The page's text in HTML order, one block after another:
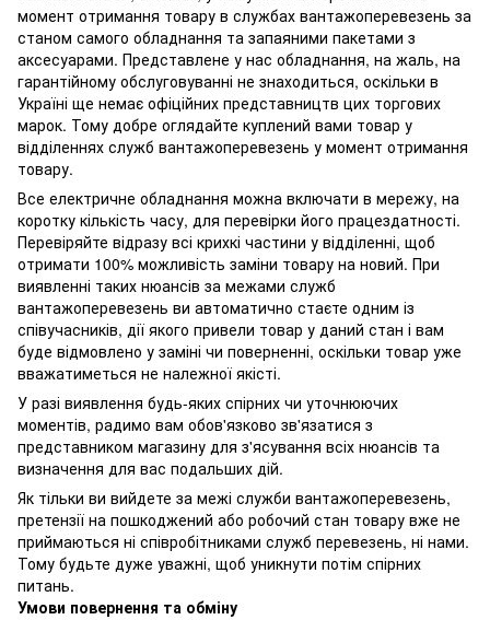
момент отримання товару в службах вантажоперевезень за
станом самого обладнання та запаяними пакетами з
аксесуарами. Представлене у нас обладнання, на жаль, на
гарантійному обслуговуванні не знаходиться, оскільки в
Україні ще немає офіційних представництв цих торгових
марок. Тому добре оглядайте куплений вами товар у
відділеннях служб вантажоперевезень у момент отримання
товару.
Все електричне обладнання можна включати в мережу, на
коротку кількість часу, для перевірки його працездатності.
Перевіряйте відразу всі крихкі частини у відділенні, щоб
отримати 100% можливість заміни товару на новий. При
виявленні таких нюансів за межами служб
вантажоперевезень ви автоматично стаєте одним із
співучасників, дії якого привели товар у даний стан і вам
буде відмовлено у заміні чи поверненні, оскільки товар уже
вважатиметься не належної якісті.
У разі виявлення будь-яких спірних чи уточнюючих
моментів, радимо вам обов'язково зв'язатися з
представником магазину для з'ясування всіх нюансів та
визначення для вас подальших дій.
Як тільки ви вийдете за межі служби вантажоперевезень,
претензії на пошкоджений або робочий стан товару вже не
приймаються ні співробітниками служб перевезень, ні нами.
Тому будьте дуже уважні, щоб уникнути потім спірних
питань.
Умови повернення та обміну